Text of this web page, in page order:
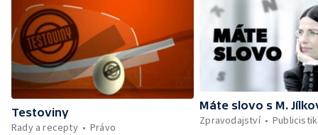
Testoviny
Rady a recepty
Právo
Máte slovo s M.
Zpravodajství